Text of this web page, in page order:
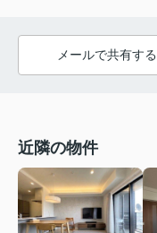
メールで共有する
近隣の物件